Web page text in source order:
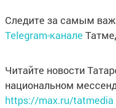
Следите за самым
Telegram-канале
Читайте новости
национальном
https://max.ru/tatmedia